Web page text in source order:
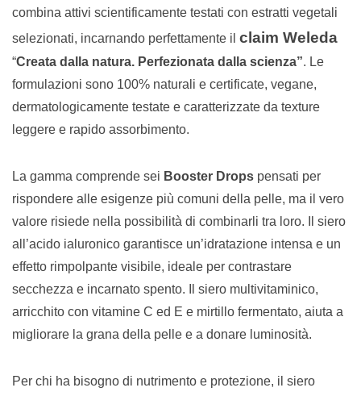
combina attivi scientificamente testati con estratti vegetali
selezionati, incarnando perfettamente il claim Weleda
“Creata dalla natura. Perfezionata dalla scienza”. Le
formulazioni sono 100% naturali e certificate, vegane,
dermatologicamente testate e caratterizzate da texture
leggere e rapido assorbimento.
La gamma comprende sei Booster Drops pensati per
rispondere alle esigenze più comuni della pelle, ma il vero
valore risiede nella possibilità di combinarli tra loro. Il siero
all’acido ialuronico garantisce un’idratazione intensa e un
effetto rimpolpante visibile, ideale per contrastare
secchezza e incarnato spento. Il siero multivitaminico,
arricchito con vitamine C ed E e mirtillo fermentato, aiuta a
migliorare la grana della pelle e a donare luminosità.
Per chi ha bisogno di nutrimento e protezione, il siero